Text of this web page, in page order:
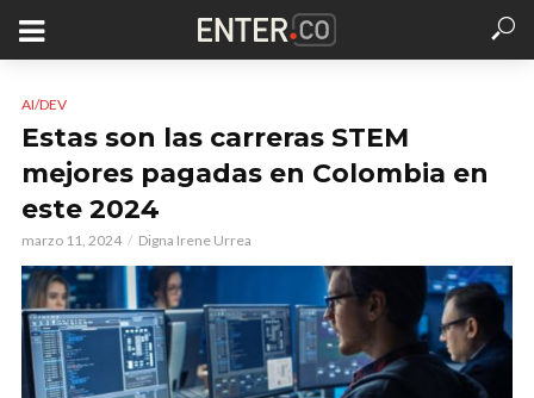
AI/DEV
Estas son las carreras STEM
mejores pagadas en Colombia en
este 2024
marzo 11, 2024 Digna Irene Urrea